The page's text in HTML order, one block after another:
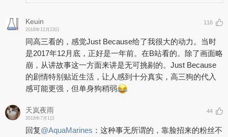
Keuin
2018年12月23日
116
同高三看的，感觉Just Because给了我很大的动力。当时
是2017年12月底，正好是一年前。在B站看的。除了画面略
崩，从讲故事这一方面来讲是无可挑剔的。Just Because
的剧情特别贴近生活，让人感到十分真实，高三狗的代入
感可能更强，但单身狗稍弱
天岚夜雨
2018年7月1日
44
回复@AquaMarines ： 这种事无所谓的，靠脸招来的粉丝不